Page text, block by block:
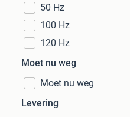
50 Hz
100 Hz
120 Hz
Moet nu weg
Moet nu weg
Levering